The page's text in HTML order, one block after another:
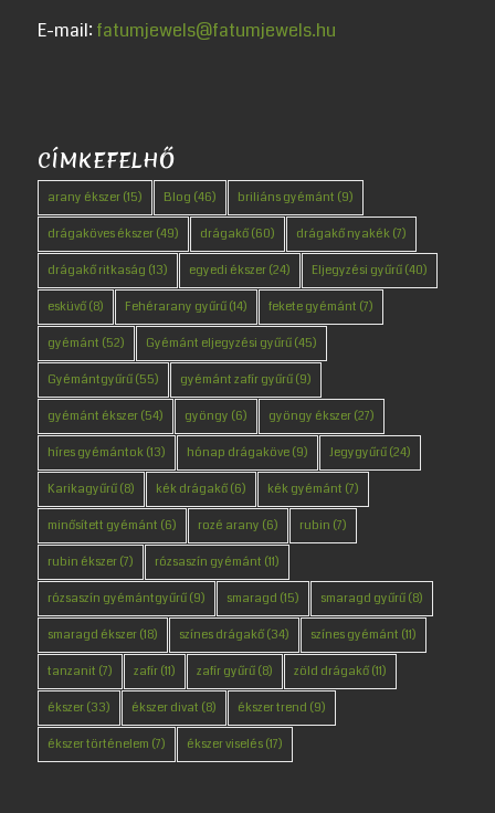
E-mail: fatumjewels@fatumjewels.hu
CÍMKEFELHŐ
arany ékszer(15) Blog (46) briliáns gyémánt (9)
drágaköves ékszer(49) drágakő(60) drágakő nyakék(7)
drágakő ritkaság (13) egyedi ékszer(24) Eljegyzési gyűrű(40)
esküvő(8) Fehérarany gyűrű(14) fekete gyémánt (7)
gyémánt (52) Gyémánt eljegyzési gyűrű(45)
Gyémántgyűrű(55) gyémánt zafír gyűrű(9)
gyémánt ékszer(54) gyöngy (6) gyöngy ékszer(27)
híres gyémántok(13) hónap drágaköve(9) Jegygyűrű(24)
Karikagyűrű(8) kék drágakő(6) kék gyémánt (7)
minősített gyémánt (6) rozé arany (6) rubin (7)
rubin ékszer(7) rózsaszín gyémánt (11)
rózsaszín gyémántgyűrű(9) smaragd (15) smaragd gyűrű(8)
smaragd ékszer(18) színes drágakő(34) színes gyémánt (11)
tanzanit (7) zafír(11) zafír gyűrű(8) zöld drágakő(11)
ékszer(33) ékszer divat (8) ékszer trend (9)
ékszer történelem (7) ékszer viselés(17)